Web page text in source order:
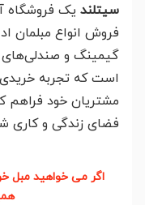
سیتلند یک فروشگاه
فروش انواع مبلمان
گیمینگ و
است که تجربه
مشتریان خود فراهم
فضای زندگی و کاری
اگر می خواهید مبل